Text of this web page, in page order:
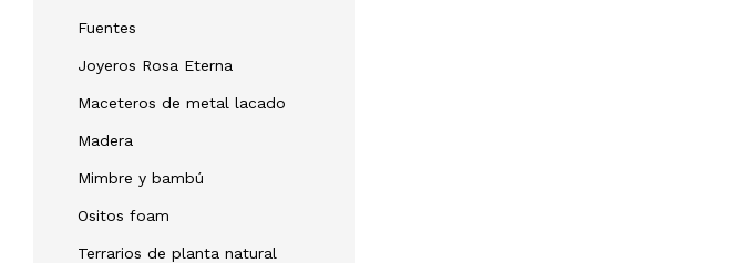
Fuentes
Joyeros Rosa Eterna
Maceteros de metal lacado
Madera
Mimbre y bambú
Ositos foam
Terrarios de planta natural